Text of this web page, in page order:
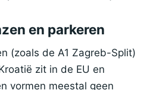
en parkeren
(zoals de A1 Zagreb-Split)
zit in de EU en
vormen meestal geen